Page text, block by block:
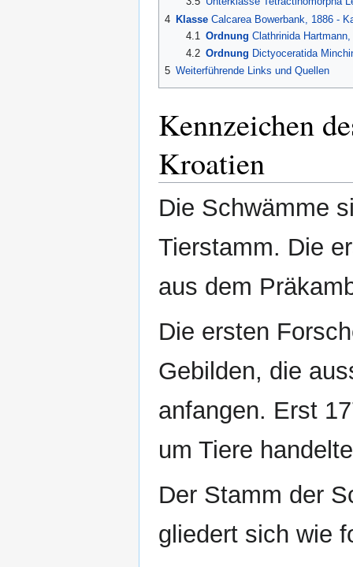
4 Klasse Calcarea Bowerbank, 1886 -
4.1 Ordnung Clathrinida Hartmann,
4.2 Ordnung Dictyoceratida
5 Weiterführende Links und Quellen
Kennzeichen
Kroatien
Die Schwämme
Tierstamm. Die
aus dem
Die ersten
Gebilden, die
anfangen. Erst
um Tiere
Der Stamm der
gliedert sich wie